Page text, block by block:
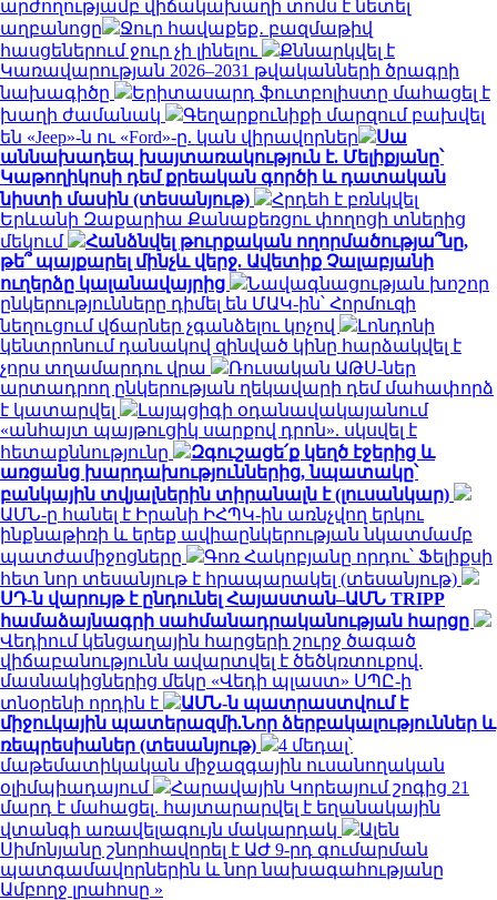
արժողությամբ վիճակախաղի տոմս է նետել
աղբանոցը
Ջուր հավաքեք․ բազմաթիվ
հասցեներում ջուր չի լինելու
Քննարկվել է
Կառավարության 2026–2031 թվականների ծրագրի
նախագիծը
Երիտասարդ ֆուտբոլիստը մահացել է
խաղի ժամանակ
Գեղարքունիքի մարզում բախվել
են «Jeep»-ն ու «Ford»-ը. կան վիրավորներ
Սա
աննախադեպ խայտառակություն է. Մելիքյանը՝
Կաթողիկոսի դեմ քրեական գործի և դատական
նիստի մասին (տեսանյութ)
Հրդեհ է բռնկվել
Երևանի Զաքարիա Քանաքեռցու փողոցի տներից
մեկում
Հանձնվել թուրքական ողորմածությա՞նը,
թե՞ պայքարել մինչև վերջ. Ավետիք Չալաբյանի
ուղերձը կալանավայրից
Նավագնացության խոշոր
ընկերությունները դիմել են ՄԱԿ-ին՝ Հորմուզի
նեղուցում վճարներ չգանձելու կոչով
Լոնդոնի
կենտրոնում դանակով զինված կինը հարձակվել է
չորս տղամարդու վրա
Ռուսական ԱԹՍ-ներ
արտադրող ընկերության ղեկավարի դեմ մահափորձ
է կատարվել
Լայպցիգի օդանավակայանում
«անհայտ պայթուցիկ սարքով դրոն». սկսվել է
հետաքննությունը
Զգուշացե՛ք կեղծ էջերից և
առցանց խարդախություններից, նպատակը՝
բանկային տվյալներին տիրանալն է (լուսանկար)
ԱՄՆ-ը հանել է Իրանի ԻՀՊԿ-ին առնչվող երկու
ինքնաթիռի և երեք ավիաընկերության նկատմամբ
պատժամիջոցները
Գոռ Հակոբյանը որդու՝ Ֆելիքսի
հետ նոր տեսանյութ է հրապարակել (տեսանյութ)
ՍԴ-ն վարույթ է ընդունել Հայաստան–ԱՄՆ TRIPP
համաձայնագրի սահմանադրականության հարցը
Վեդիում կենցաղային հարցերի շուրջ ծագած
վիճաբանությունն ավարտվել է ծեծկռտուքով.
մասնակիցներից մեկը «Վեդի պլաստ» ՍՊԸ-ի
տնօրենի որդին է
ԱՄՆ-ն պատրաստվում է
միջուկային պատերազմի.Նոր ձերբակալություններ և
ռեպրեսիաներ (տեսանյութ)
4 մեդալ՝
մաթեմատիկական միջազգային ուսանողական
օլիմպիադայում
Հարավային Կորեայում շոգից 21
մարդ է մահացել. հայտարարվել է եղանակային
վտանգի առավելագույն մակարդակ
Ալեն
Սիմոնյանը շնորհավորել է ԱԺ 9-րդ գումարման
պատգամավորներին և նոր նախագահությանը
Ամբողջ լրահոսը »